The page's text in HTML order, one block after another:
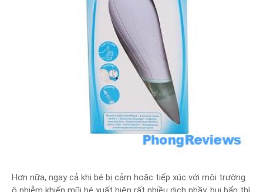
Hơn nữa, ngay cả khi bé bị cảm hoặc tiếp xúc với môi trường